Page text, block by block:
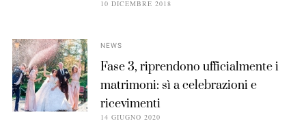
10 DICEMBRE 2018
NEWS
Fase 3, riprendono ufficialmente i
matrimoni: sì a celebrazioni e
ricevimenti
14 GIUGNO 2020